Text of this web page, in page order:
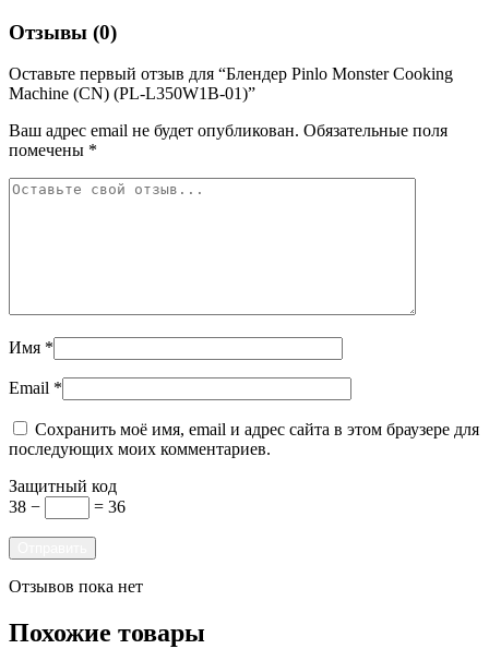
Отзывы (0)
Оставьте первый отзыв для “Блендер Pinlo Monster Cooking
Machine (CN) (PL-L350W1B-01)”
Ваш адрес email не будет опубликован. Обязательные поля
помечены *
Имя *
Email *
Сохранить моё имя, email и адрес сайта в этом браузере для
последующих моих комментариев.
Защитный код
38 −
= 36
Отзывов пока нет
Похожие товары